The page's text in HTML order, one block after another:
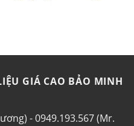
GIÁ CAO BẢO MINH
- 0949.193.567 (Mr.